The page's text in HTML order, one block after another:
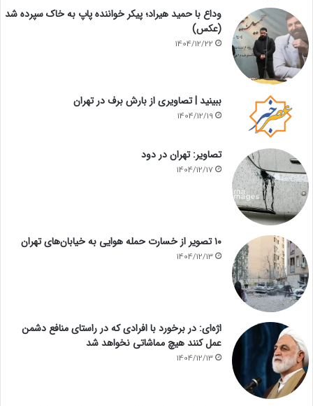
وداع با حمید هیراد؛ پیکر خواننده پاپ به خاک سپرده شد
(عکس)
1404/12/22
ببینید | تصاویری از بارش برف در تهران
1404/12/19
تصاویر: تهران در دود
1404/12/17
۱۰ تصویر از خسارت حمله هوایی به خیابان‌های تهران
1404/12/13
اژه‌ای: در برخورد با افرادی که در راستای منافع دشمن
عمل کنند هیچ مماشاتی نخواهد شد
1404/12/13